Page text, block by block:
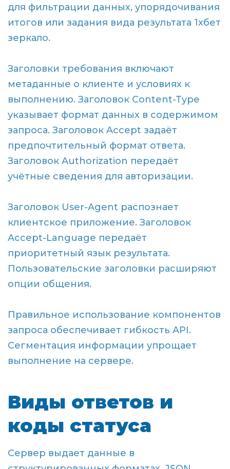
для фильтрации данных, упорядочивания
итогов или задания вида результата 1хбет
зеркало.
Заголовки требования включают
метаданные о клиенте и условиях к
выполнению. Заголовок Content-Type
указывает формат данных в содержимом
запроса. Заголовок Accept задаёт
предпочтительный формат ответа.
Заголовок Authorization передаёт
учётные сведения для авторизации.
Заголовок User-Agent распознает
клиентское приложение. Заголовок
Accept-Language передаёт
приоритетный язык результата.
Пользовательские заголовки расширяют
опции общения.
Правильное использование компонентов
запроса обеспечивает гибкость API.
Сегментация информации упрощает
выполнение на сервере.
Виды ответов и
коды статуса
Сервер выдает данные в